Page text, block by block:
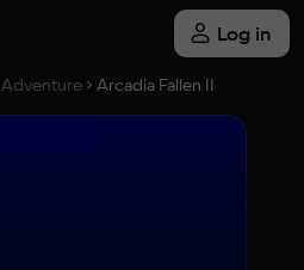
Log in
Adventure Arcadia Fallen II